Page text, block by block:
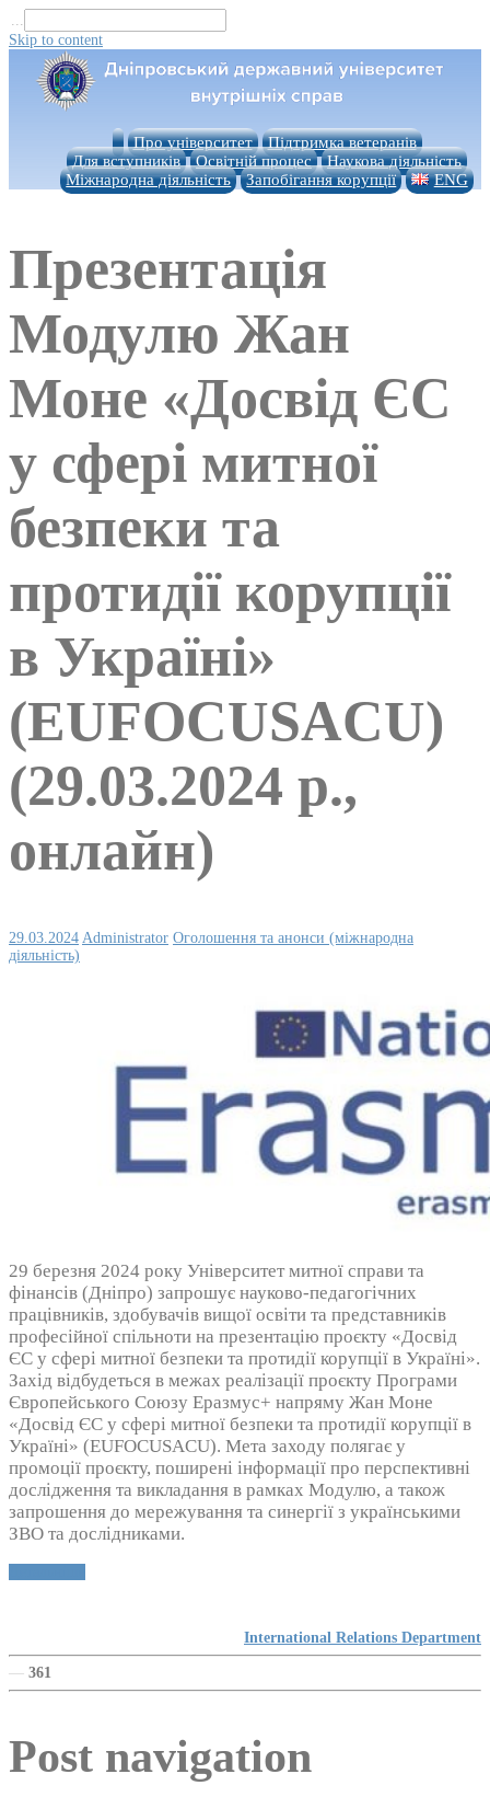
...
Skip to content
Про університет
Підтримка ветеранів
Для вступників
Освітній процес
Наукова діяльність
Міжнародна діяльність
Запобігання корупції ENG
Презентація
Модулю Жан
Моне «Досвід ЄС
у сфері митної
безпеки та
протидії корупції
в Україні»
(EUFOCUSACU)
(29.03.2024 р.,
онлайн)
29.03.2024 Administrator Оголошення та анонси (міжнародна
діяльність)
29 березня 2024 року Університет митної справи та
фінансів (Дніпро) запрошує науково-педагогічних
працівників, здобувачів вищої освіти та представників
професійної спільноти на презентацію проєкту «Досвід
ЄС у сфері митної безпеки та протидії корупції в Україні».
Захід відбудеться в межах реалізації проєкту Програми
Європейського Союзу Еразмус+ напряму Жан Моне
«Досвід ЄС у сфері митної безпеки та протидії корупції в
Україні» (EUFOCUSACU). Мета заходу полягає у
промоції проєкту, поширені інформації про перспективні
дослідження та викладання в рамках Модулю, а також
запрошення до мережування та синергії з українськими
ЗВО та дослідниками.
International Relations Department
— 361
Post navigation